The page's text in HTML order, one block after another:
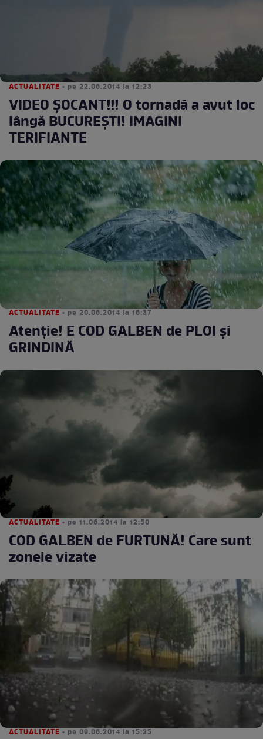
ACTUALITATE • pe 22.06.2014 la 12:23
VIDEO ŞOCANT!!! O tornadă a avut loc
lângă BUCUREŞTI! IMAGINI
TERIFIANTE
ACTUALITATE • pe 20.06.2014 la 16:37
Atenţie! E COD GALBEN de PLOI şi
GRINDINĂ
ACTUALITATE • pe 11.06.2014 la 12:50
COD GALBEN de FURTUNĂ! Care sunt
zonele vizate
ACTUALITATE • pe 09.06.2014 la 15:25